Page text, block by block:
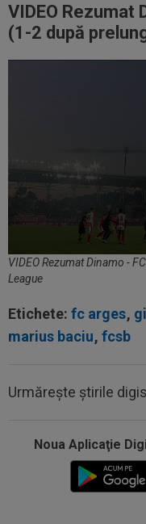
VIDEO Rezumat
(1-2 după
VIDEO Rezumat Dinamo -
League
Etichete: fc arges,
marius baciu, fcsb
Urmărește știrile
Noua Aplicaţie
EXCLUSIV
Marius Șumudică a